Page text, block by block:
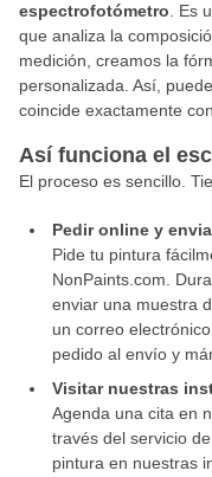
espectrofotómetro . Es
que analiza la
medición, creamos la
personalizada. Así,
coincide exactamente
Así funciona el
El proceso es sencillo.
Pedir online y
Pide tu pintura
NonPaints.com.
enviar una muestra
un correo
pedido al envío y
Visitar nuestras
Agenda una cita en
través del servicio
pintura en nuestras